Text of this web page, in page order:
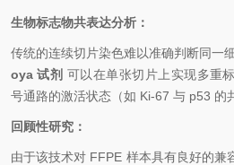
生物标志物共表达分析：
传统的连续切片染色难以准确判断同一
oya 试剂 可以在单张切片上实现多重
号通路的激活状态（如 Ki-67 与 p53 的
回顾性研究：
由于该技术对 FFPE 样本具有良好的兼